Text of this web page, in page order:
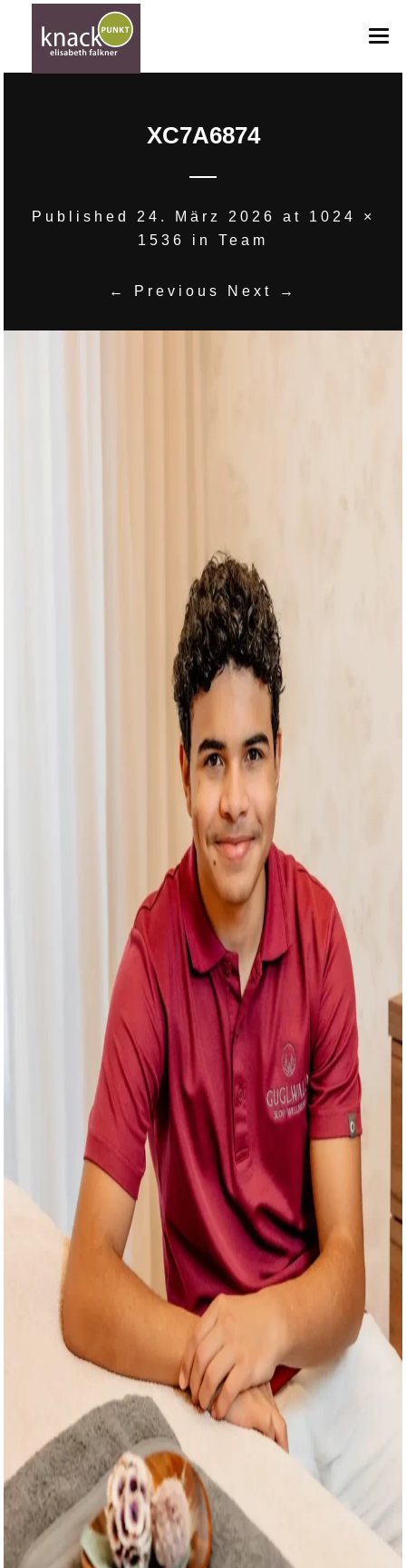
GUTSCHEINE
XC7A6874
Published 24. März 2026 at 1024 ×
1536
in Team
← Previous Next →